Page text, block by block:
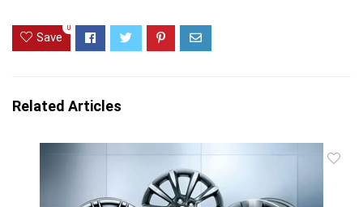
Save
0
Related Articles